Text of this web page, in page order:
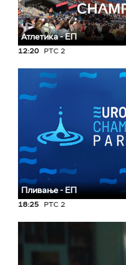
Атлетика - ЕП
12:20 РТС 2
Пливање - ЕП
18:25 РТС 2